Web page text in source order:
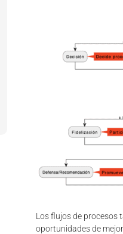
Los flujos de procesos
oportunidades de